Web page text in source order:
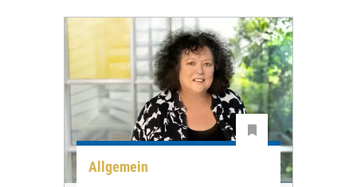
Allgemein